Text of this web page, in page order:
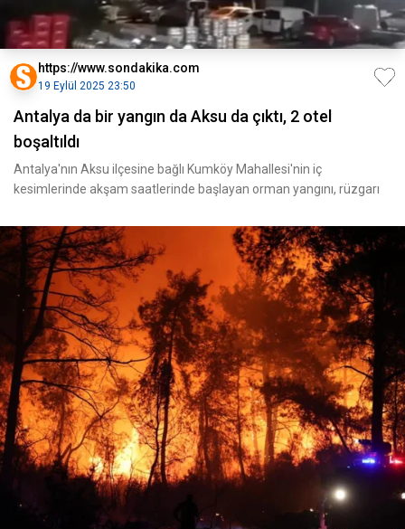
https://www.sondakika.com
19 Eylül 2025 23:50
Antalya da bir yangın da Aksu da çıktı, 2 otel
boşaltıldı
Antalya'nın Aksu ilçesine bağlı Kumköy Mahallesi'nin iç
kesimlerinde akşam saatlerinde başlayan orman yangını, rüzgarı